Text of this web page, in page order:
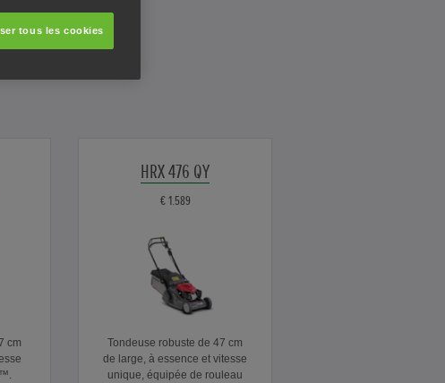
cm
HRX 476 QY
€ 1.589
Tondeuse robuste de 47 cm
de large, à essence et vitesse
unique, équipée de rouleau
tous les cookies